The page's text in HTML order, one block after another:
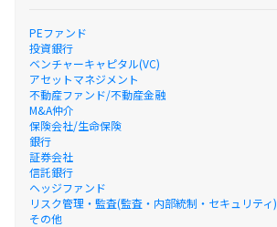
PEファンド
投資銀行
ベンチャーキャピタル(VC)
アセットマネジメント
不動産ファンド/不動産金融
M&A仲介
保険会社/生命保険
銀行
証券会社
信託銀行
ヘッジファンド
リスク管理・監査(監査・内部統制・セキュリティ)
その他